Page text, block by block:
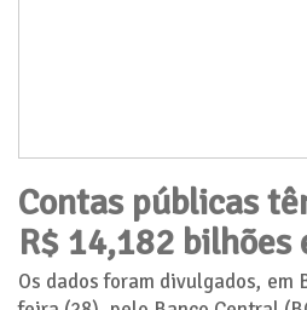
Contas públicas
R$ 14,182 bilhões
Os dados foram divulgados,